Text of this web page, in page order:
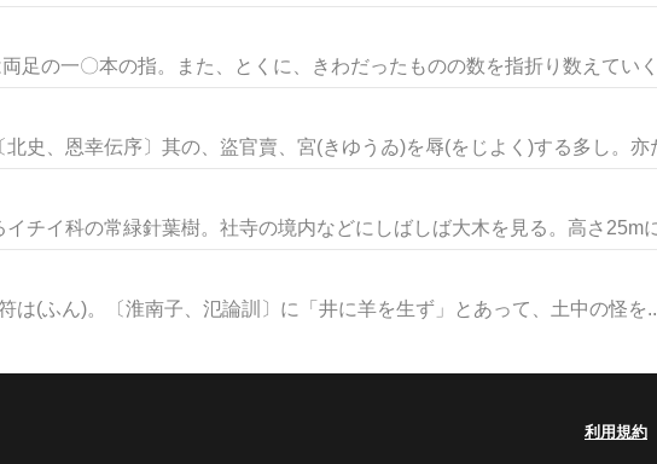
足の一〇本の指。また、とくに、きわだったものの数を指折り数えてい
史、恩幸伝序〕其の、盜官賣、宮(きゆうゐ)を辱(をじよく)する多し。亦
チイ科の常緑針葉樹。社寺の境内などにしばしば大木を見る。高さ25m
は(ふん)。〔淮南子、氾論訓〕に「井に羊を生ず」とあって、土中の怪を
利用規約